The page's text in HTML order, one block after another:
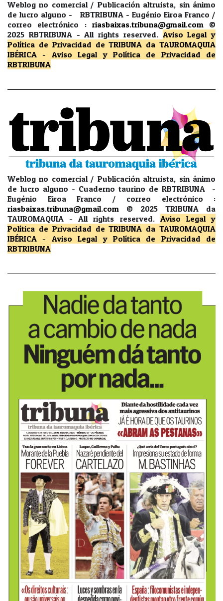
Weblog no comercial / Publicación altruista, sin ánimo
de lucro alguno - RBTRIBUNA - Eugénio Eiroa Franco /
correo electrónico : riasbaixas.tribuna@gmail.com
©
2025 RBTRIBUNA -All rights reserved. Aviso Legal y
Política de Privacidad de TRIBUNA da TAUROMAQUIA
IBÉRICA - Aviso Legal y Política de Privacidad
de
RBTRIBUNA
Weblog no comercial / Publicación altruista, sin ánimo
de lucro alguno - Cuaderno taurino de RBTRIBUNA -
Eugénio Eiroa Franco / correo electrónico :
riasbaixas.tribuna@gmail.com
© 2025 TRIBUNA da
TAUROMAQUIA -All rights reserved. Aviso Legal y
Política de Privacidad de TRIBUNA da TAUROMAQUIA
IBÉRICA - Aviso Legal y Política de Privacidad
de
RBTRIBUNA